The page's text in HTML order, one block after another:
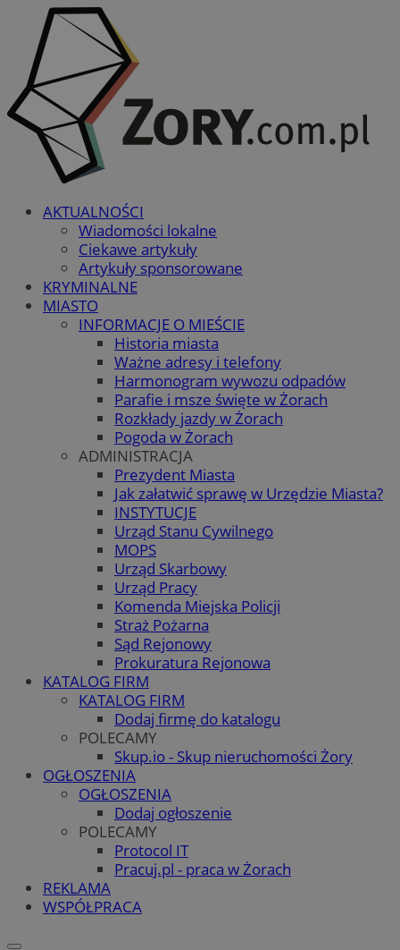
AKTUALNOŚCI
Wiadomości lokalne
Ciekawe artykuły
Artykuły sponsorowane
KRYMINALNE
MIASTO
INFORMACJE O MIEŚCIE
Historia miasta
Ważne adresy i telefony
Harmonogram wywozu odpadów
Parafie i msze święte w Żorach
Rozkłady jazdy w Żorach
Pogoda w Żorach
ADMINISTRACJA
Prezydent Miasta
Jak załatwić sprawę w Urzędzie Miasta?
INSTYTUCJE
Urząd Stanu Cywilnego
MOPS
Urząd Skarbowy
Urząd Pracy
Komenda Miejska Policji
Straż Pożarna
Sąd Rejonowy
Prokuratura Rejonowa
KATALOG FIRM
KATALOG FIRM
Dodaj firmę do katalogu
POLECAMY
Skup.io - Skup nieruchomości Żory
OGŁOSZENIA
OGŁOSZENIA
Dodaj ogłoszenie
POLECAMY
Protocol IT
Pracuj.pl - praca w Żorach
REKLAMA
WSPÓŁPRACA